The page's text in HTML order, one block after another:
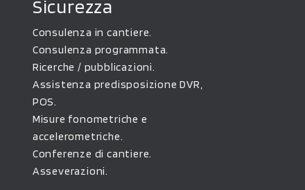
Sicurezza
Consulenza in cantiere.
Consulenza programmata.
Ricerche / pubblicazioni.
Assistenza predisposizione DVR,
POS.
Misure fonometriche e
accelerometriche.
Conferenze di cantiere.
Asseverazioni.